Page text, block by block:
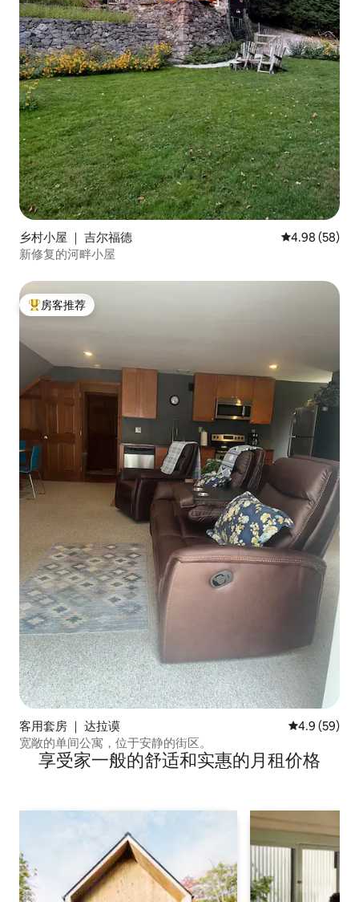
乡村小屋 ｜ 吉尔福德 平均评分 4.98
4.98 (58)
新修复的河畔小屋
热门「房客推荐」
房客推荐
客用套房 ｜ 达拉谟 平均评分
4.9 (59)
宽敞的单间公寓，位于安静的街区。
享受家一般的舒适和实惠的月租价格